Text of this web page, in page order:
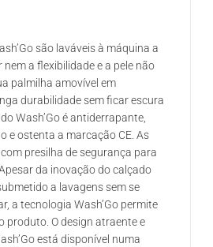
são laváveis à máquina a
a flexibilidade e a pele não
palmilha amovível em
durabilidade sem ficar escura
Wash’Go é antiderrapante,
e ostenta a marcação CE. As
presilha de segurança para
da inovação do calçado
a lavagens sem se
a tecnologia Wash’Go permite
produto. O design atraente e
está disponível numa